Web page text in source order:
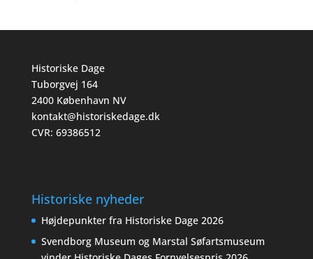
Historiske Dage
Tuborgvej 164
2400 København NV
kontakt@historiskedage.dk
CVR: 69386512
Historiske nyheder
Højdepunkter fra Historiske Dage 2026
Svendborg Museum og Marstal Søfartsmuseum